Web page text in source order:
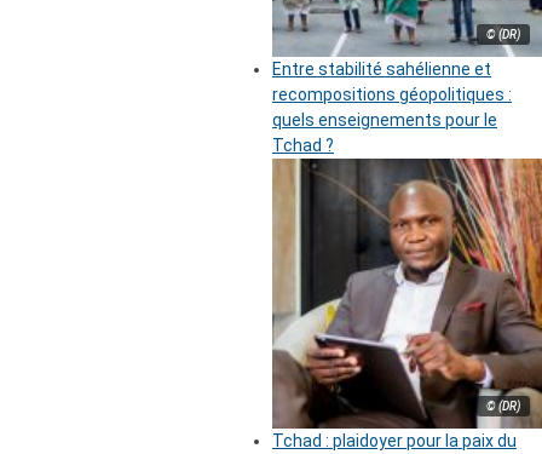
© (DR)
Entre stabilité sahélienne et
recompositions géopolitiques :
quels enseignements pour le
Tchad ?
© (DR)
Tchad : plaidoyer pour la paix du